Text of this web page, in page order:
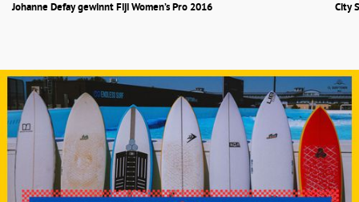
Johanne Defay gewinnt Fiji Women’s Pro 2016 City